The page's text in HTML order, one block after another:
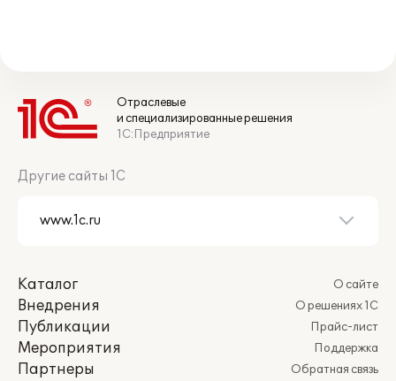
Отраслевые
и специализированные решения
1С:Предприятие
Другие сайты 1С
Каталог
Внедрения
Публикации
Мероприятия
Партнеры
О сайте
О решениях 1С
Прайс-лист
Поддержка
Обратная связь